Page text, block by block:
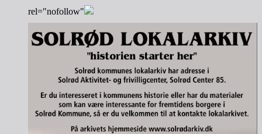
rel="nofollow"